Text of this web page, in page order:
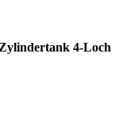
4-Loch